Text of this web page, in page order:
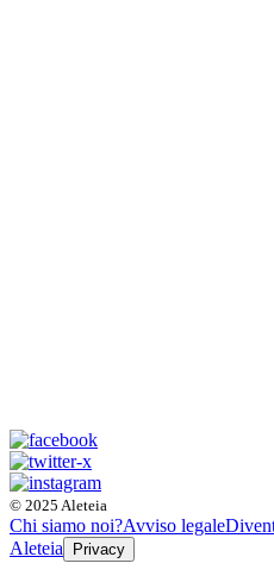
© 2025 Aleteia
Chi siamo noi?Avviso legale
Aleteia
Privacy